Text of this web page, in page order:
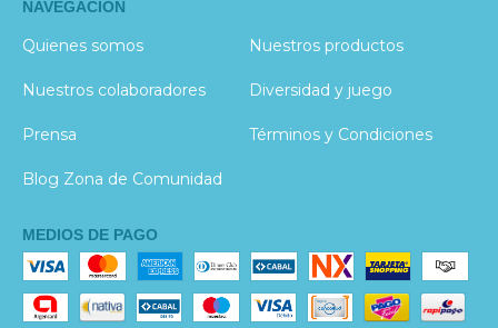
NAVEGACIÓN
Quienes somos Nuestros productos
Nuestros colaboradores Diversidad y juego
Prensa Términos y Condiciones
Blog Zona de Comunidad
MEDIOS DE PAGO